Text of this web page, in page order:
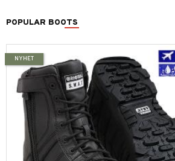
POPULAR BOOTS
NYHET